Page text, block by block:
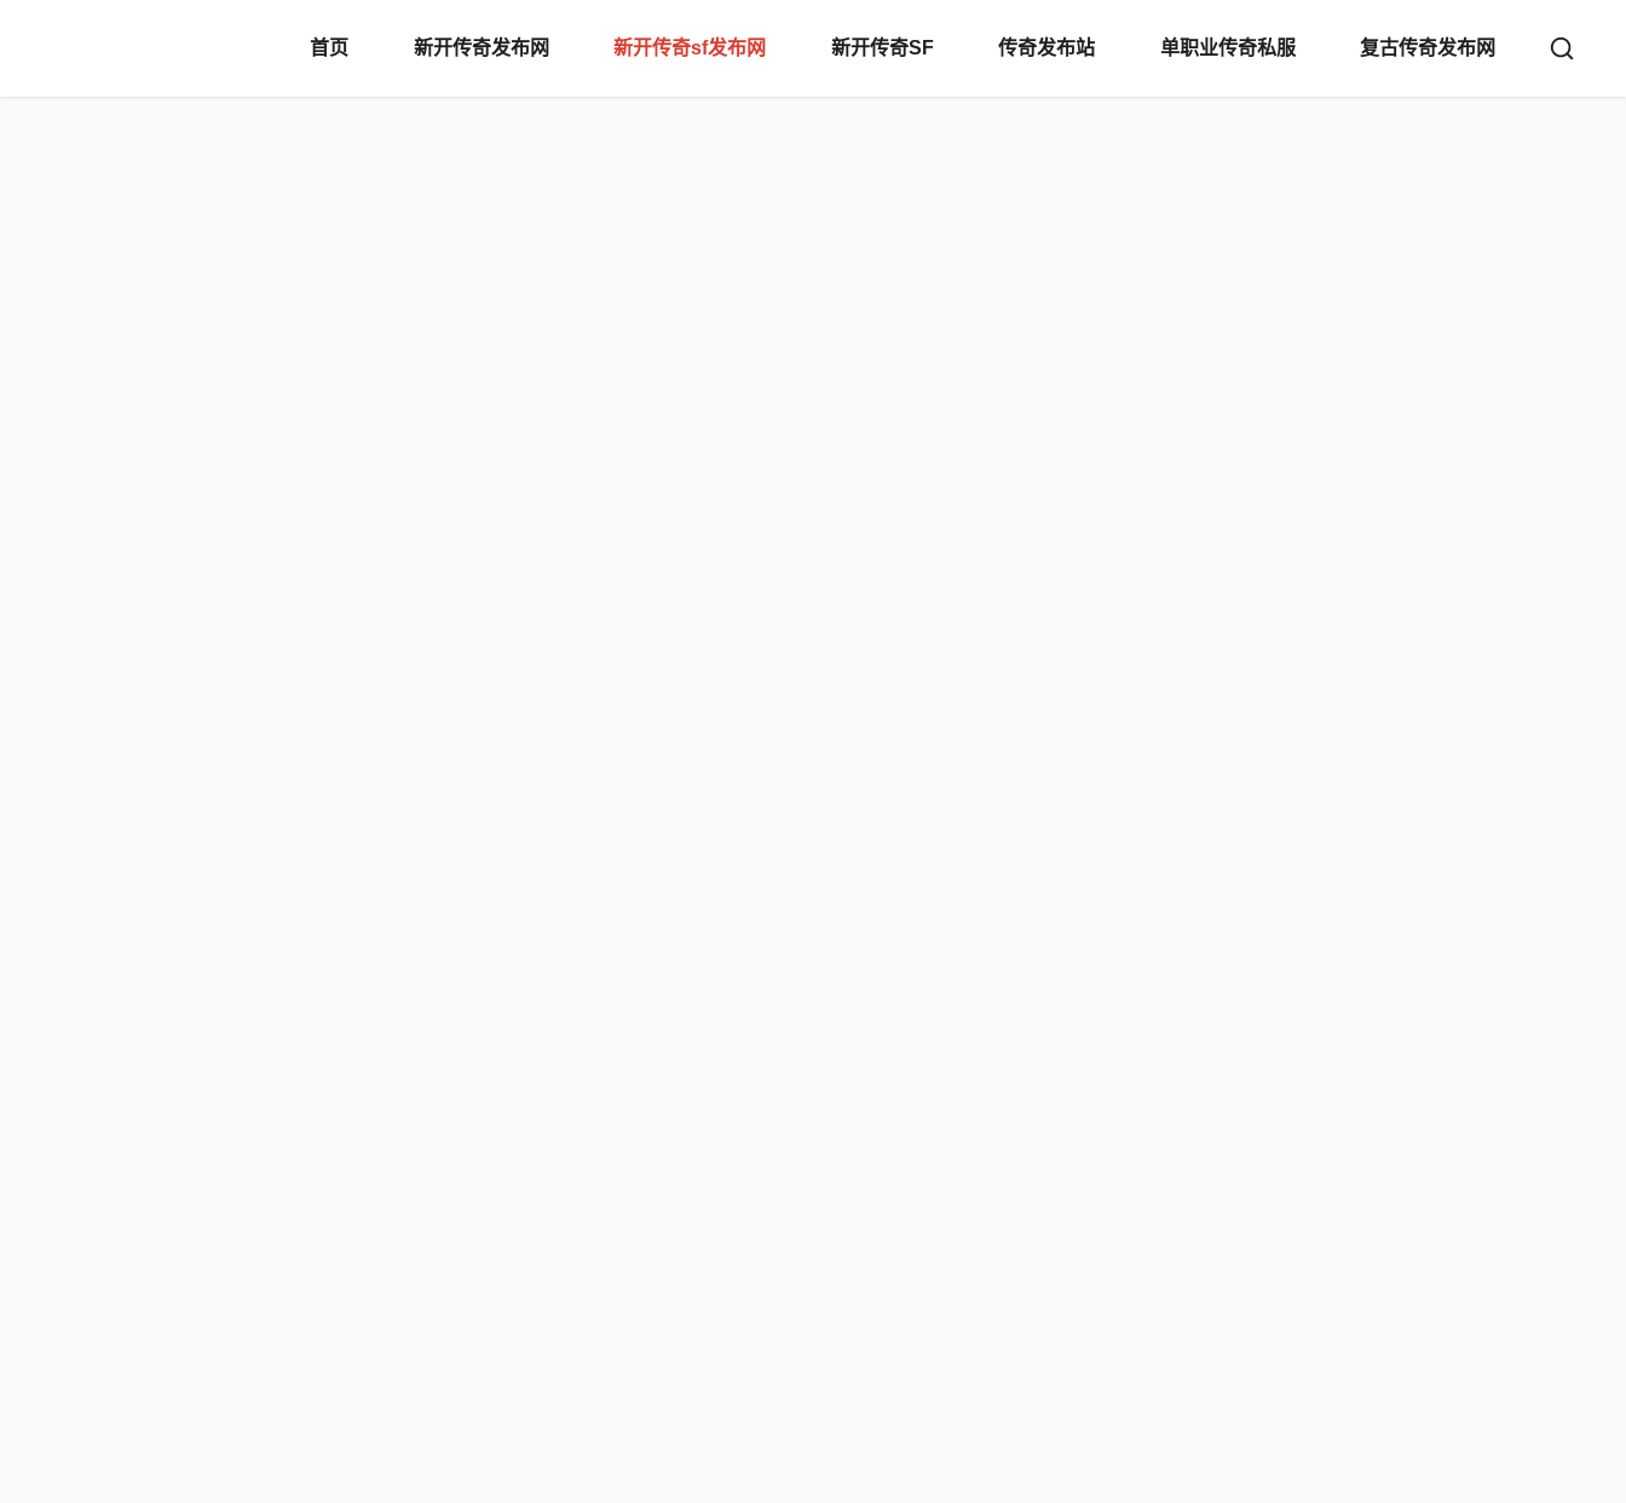
首页
新开传奇发布网 新开传奇sf发布网 新开传奇SF 传奇发布站 单职业传奇私服 复古传奇发布网